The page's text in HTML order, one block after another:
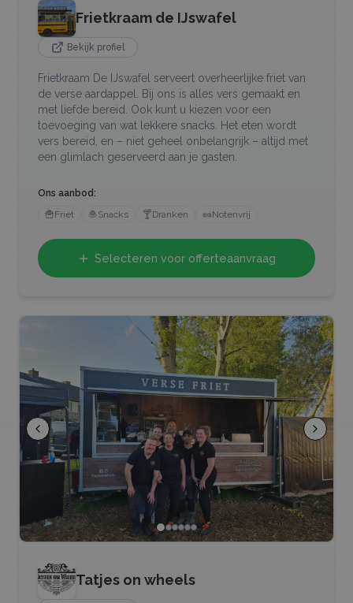
Frietkraam de IJswafel
Bekijk profiel
Frietkraam De IJswafel serveert overheerlijke friet van
de verse aardappel. Bij ons is alles vers gemaakt en
met liefde bereid. Ook kunt u kiezen voor een
toevoeging van wat lekkere snacks. Het eten wordt
vers bereid, en – niet geheel onbelangrijk – altijd met
een glimlach geserveerd aan je gasten.
Ons aanbod:
🍟Friet 🧆Snacks 🍸Dranken 🥜Notenvrij
Selecteren voor offerteaanvraag
Tatjes on wheels